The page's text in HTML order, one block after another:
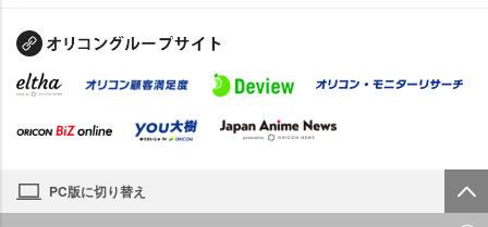
PC版に切り替え